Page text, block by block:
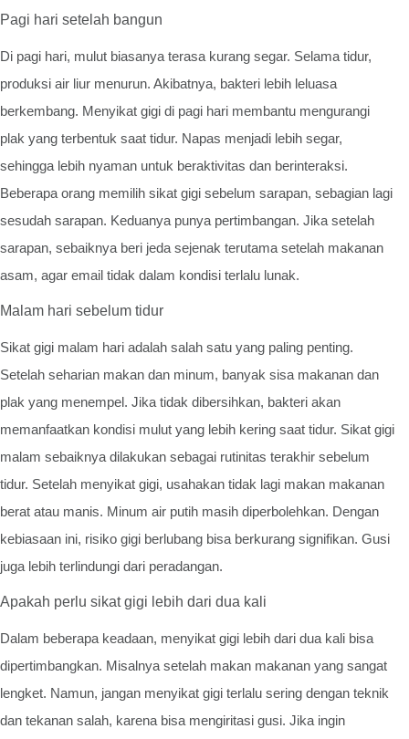
Pagi hari setelah bangun
Di pagi hari, mulut biasanya terasa kurang segar. Selama tidur,
produksi air liur menurun. Akibatnya, bakteri lebih leluasa
berkembang. Menyikat gigi di pagi hari membantu mengurangi
plak yang terbentuk saat tidur. Napas menjadi lebih segar,
sehingga lebih nyaman untuk beraktivitas dan berinteraksi.
Beberapa orang memilih sikat gigi sebelum sarapan, sebagian lagi
sesudah sarapan. Keduanya punya pertimbangan. Jika setelah
sarapan, sebaiknya beri jeda sejenak terutama setelah makanan
asam, agar email tidak dalam kondisi terlalu lunak.
Malam hari sebelum tidur
Sikat gigi malam hari adalah salah satu yang paling penting.
Setelah seharian makan dan minum, banyak sisa makanan dan
plak yang menempel. Jika tidak dibersihkan, bakteri akan
memanfaatkan kondisi mulut yang lebih kering saat tidur. Sikat gigi
malam sebaiknya dilakukan sebagai rutinitas terakhir sebelum
tidur. Setelah menyikat gigi, usahakan tidak lagi makan makanan
berat atau manis. Minum air putih masih diperbolehkan. Dengan
kebiasaan ini, risiko gigi berlubang bisa berkurang signifikan. Gusi
juga lebih terlindungi dari peradangan.
Apakah perlu sikat gigi lebih dari dua kali
Dalam beberapa keadaan, menyikat gigi lebih dari dua kali bisa
dipertimbangkan. Misalnya setelah makan makanan yang sangat
lengket. Namun, jangan menyikat gigi terlalu sering dengan teknik
dan tekanan salah, karena bisa mengiritasi gusi. Jika ingin